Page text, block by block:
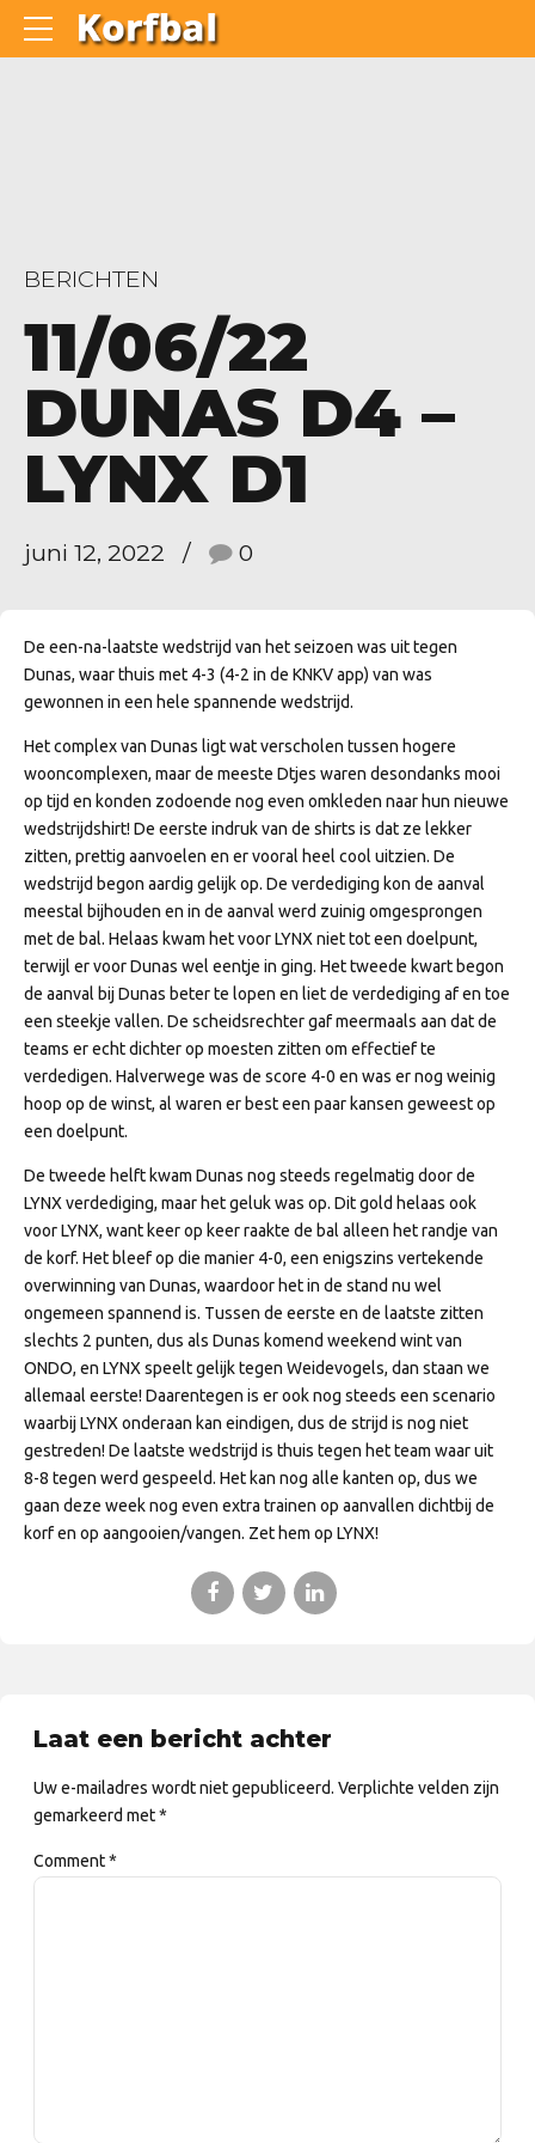
BERICHTEN
11/06/22
DUNAS D4 –
LYNX D1
juni 12, 2022 0
De een-na-laatste wedstrijd van het seizoen was uit tegen
Dunas, waar thuis met 4-3 (4-2 in de KNKV app) van was
gewonnen in een hele spannende wedstrijd.
Het complex van Dunas ligt wat verscholen tussen hogere
wooncomplexen, maar de meeste Dtjes waren desondanks mooi
op tijd en konden zodoende nog even omkleden naar hun nieuwe
wedstrijdshirt! De eerste indruk van de shirts is dat ze lekker
zitten, prettig aanvoelen en er vooral heel cool uitzien. De
wedstrijd begon aardig gelijk op. De verdediging kon de aanval
meestal bijhouden en in de aanval werd zuinig omgesprongen
met de bal. Helaas kwam het voor LYNX niet tot een doelpunt,
terwijl er voor Dunas wel eentje in ging. Het tweede kwart begon
de aanval bij Dunas beter te lopen en liet de verdediging af en toe
een steekje vallen. De scheidsrechter gaf meermaals aan dat de
teams er echt dichter op moesten zitten om effectief te
verdedigen. Halverwege was de score 4-0 en was er nog weinig
hoop op de winst, al waren er best een paar kansen geweest op
een doelpunt.
De tweede helft kwam Dunas nog steeds regelmatig door de
LYNX verdediging, maar het geluk was op. Dit gold helaas ook
voor LYNX, want keer op keer raakte de bal alleen het randje van
de korf. Het bleef op die manier 4-0, een enigszins vertekende
overwinning van Dunas, waardoor het in de stand nu wel
ongemeen spannend is. Tussen de eerste en de laatste zitten
slechts 2 punten, dus als Dunas komend weekend wint van
ONDO, en LYNX speelt gelijk tegen Weidevogels, dan staan we
allemaal eerste! Daarentegen is er ook nog steeds een scenario
waarbij LYNX onderaan kan eindigen, dus de strijd is nog niet
gestreden! De laatste wedstrijd is thuis tegen het team waar uit
8-8 tegen werd gespeeld. Het kan nog alle kanten op, dus we
gaan deze week nog even extra trainen op aanvallen dichtbij de
korf en op aangooien/vangen. Zet hem op LYNX!
Laat een bericht achter
Uw e-mailadres wordt niet gepubliceerd. Verplichte velden zijn
gemarkeerd met *
Comment*